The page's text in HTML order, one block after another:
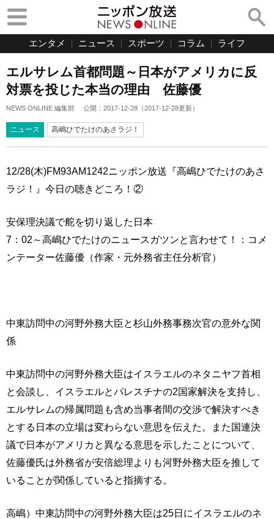
エンタメ ニュース スポーツ コラム ライフ
エルサレム首都問題～日本がアメリカに反
対票を投じた本当の理由 佐藤優
NEWS ONLINE 編集部 公開： 2017-12-28 （2017-12-28更新）
ニュース 高嶋ひでたけのあさラジ！
12/28(木)FM93AM1242ニッポン放送『高嶋ひでたけのあさ
ラジ！』今日の聴きどころ！②
安保理決議で舵を切り返した日本
7：02～高嶋ひでたけのニュースガツンと言わせて！：コメ
ンテーター佐藤優（作家・元外務省主任分析官）
中東訪問中の河野外務大臣と杉山外務事務次官の意外な関
係
中東訪問中の河野外務大臣はイスラエルのネタニヤフ首相
と会談し、イスラエルとパレスチナの2国家解決を支持し、
エルサレムの帰属問題も含め当事者間の交渉で解決すべき
とする日本の立場は変わらない意思を伝えた。また国連決
議で日本がアメリカと異なる意思を示したことについて、
佐藤優氏は外務省が安倍総理よりも河野外務大臣を推して
いることが関係していると指摘する。
高嶋）中東訪問中の河野外務大臣は25日にイスラエルのネ